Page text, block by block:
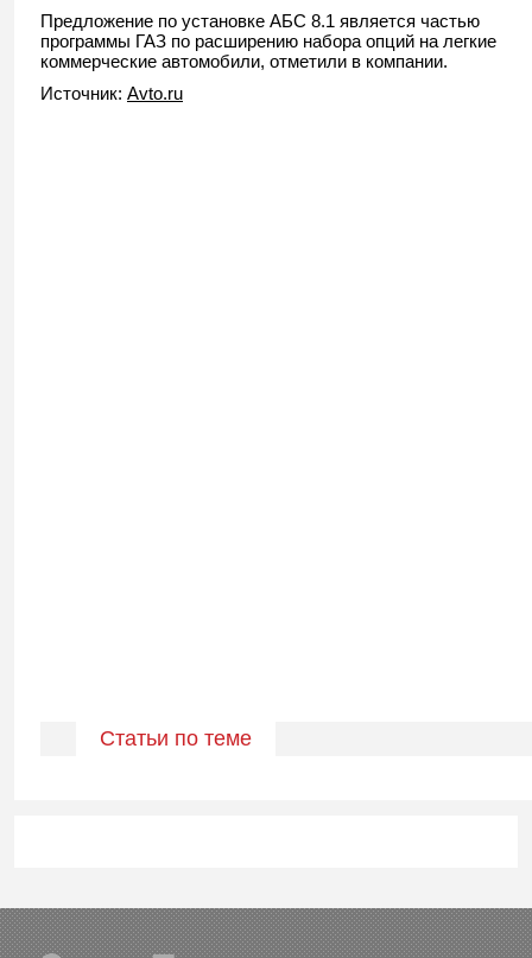
Предложение по установке АБС 8.1 является частью
программы ГАЗ по расширению набора опций на легкие
коммерческие автомобили, отметили в компании.
Источник: Avto.ru
Статьи по теме